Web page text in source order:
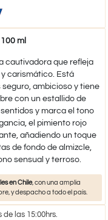
ml
cautivadora que refleja
y carismático. Está
ambicioso y tiene
con un estallido de
y marca el tono
el pimiento rojo
añadiendo un toque
de fondo de almizcle,
sensual y terroso.
en Chile, con una amplia
y despacho a todo el país.
de las 15:00hrs.